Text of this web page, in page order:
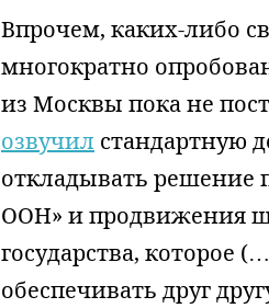
Впрочем, каких-либо
многократно
из Москвы пока не
озвучил стандартную
откладывать решение
ООН» и продвижения
государства, которое
обеспечивать друг